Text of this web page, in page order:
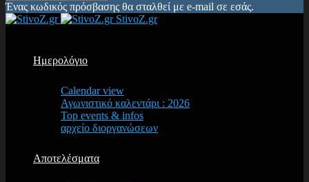
Ένας κωδικός πρόσβασης θα σταλθεί με e-mail σε εσάς.
StivoZ.gr
Ημερολόγιο
Calendar view
Αγωνιστικό καλεντάρι : 2026
Top events & infos
αρχείο διοργανώσεων
Αποτελέσματα